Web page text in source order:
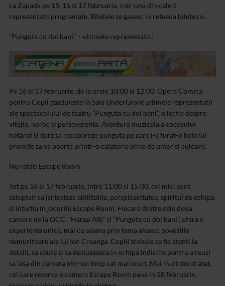
ca Zapada pe 15, 16 si 17 februarie, intr-una din cele 5
reprezentatii programate. Biletele se gasesc in reteaua bilete.ro.
”Punguta cu doi bani” – ultimele reprezentatii.!
Pe 16 si 17 februarie, de la orele 10:00 si 12:00, Opera Comica
pentru Copii gazduieste in Sala UnderGrant ultimele reprezentatii
ale spectacolului de teatru ”Punguta cu doi bani”, o lectie despre
vitejie, noroc si perseverenta. Aventura muzicala a cocosului
hotarat si darz sa recupereze punguta pe care i-a furat-o boierul
promite sa va poarte printr-o calatorie plina de umor si culoare.
Nu ratati Escape Room
Tot pe 16 si 17 februarie, intre 11:00 si 15:00, cei mici sunt
asteptati sa isi testeze abilitatile, perspicacitatea, spiritul de echipa
si intuitia in jocurile Escape Room. Fiecare dintre cele doua
camere de la OCC, ”Harap Alb” si ”Punguta cu doi bani”, ofera o
experienta unica, mai cu seama prin tema aleasa: povestile
nemuritoare ale lui Ion Creanga. Copiii trebuie sa fie atenti la
detalii, sa caute si sa desluseasca in echipa indiciile pentru a reusi
sa iasa din camera intr-un timp cat mai scurt. Mai mult decat atat,
cei care rezerva o camera Escape Room pana in 28 februarie,